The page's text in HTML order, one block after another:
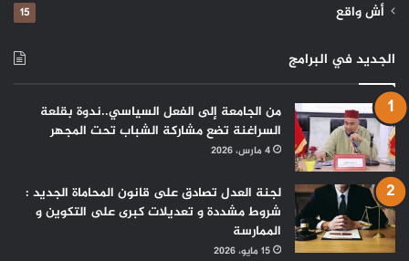
أش واقع 15
الجديد في البرامج
من الجامعة إلى الفعل السياسي..ندوة بقلعة
السراغنة تضع مشاركة الشباب تحت المجهر
4 مارس، 2026
لجنة العدل تصادق على قانون المحاماة الجديد :
شروط مشددة و تعديلات كبرى على التكوين و
الممارسة
15 مايو، 2026